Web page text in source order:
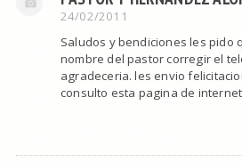
24/02/2011
Saludos y bendiciones les pido
nombre del pastor corregir el
agradeceria. les envio
consulto esta pagina de